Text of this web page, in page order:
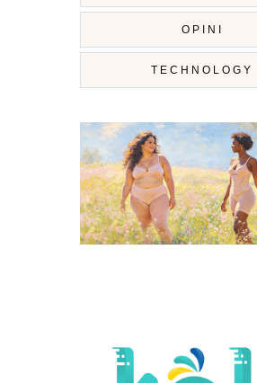
OPINI
TECHNOLOGY